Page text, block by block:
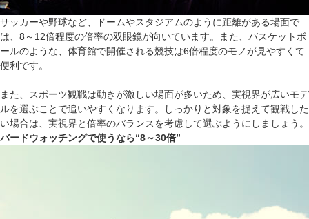
サッカーや野球など、ドームやスタジアムのように距離がある場面で
は、8～12倍程度の倍率の双眼鏡が向いています。また、バスケットボ
ールのような、体育館で開催される競技は6倍程度のモノが見やすくて
便利です。
また、スポーツ観戦は動きが激しい場面が多いため、実視界が広いモデ
ルを選ぶことで追いやすくなります。しっかりと対象を捉えて観戦した
い場合は、実視界と倍率のバランスを考慮して選ぶようにしましょう。
バードウォッチングで使うなら“8～30倍”